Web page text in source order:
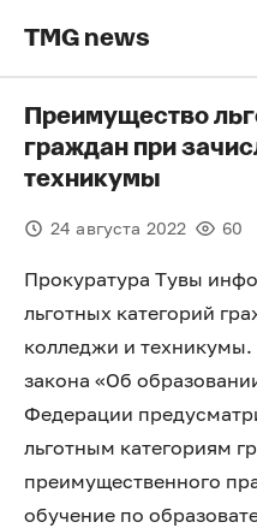
TMG news
Преимущество
граждан при
техникумы
24 августа 2022 60
Прокуратура Тувы
льготных категорий
колледжи и техникумы.
закона «Об
Федерации
льготным категориям
преимущественного
обучение по